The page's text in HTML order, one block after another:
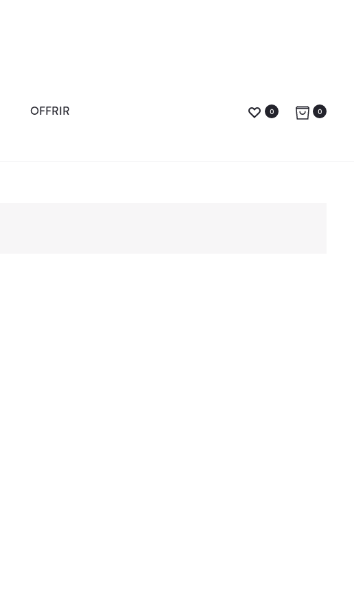
OFFRIR
0 0